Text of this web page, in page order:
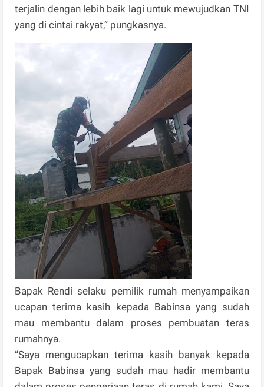
terjalin dengan lebih baik lagi untuk mewujudkan TNI
yang di cintai rakyat,” pungkasnya.
Bapak Rendi selaku pemilik rumah menyampaikan
ucapan terima kasih kepada Babinsa yang sudah
mau membantu dalam proses pembuatan teras
rumahnya.
“Saya mengucapkan terima kasih banyak kepada
Bapak Babinsa yang sudah mau hadir membantu